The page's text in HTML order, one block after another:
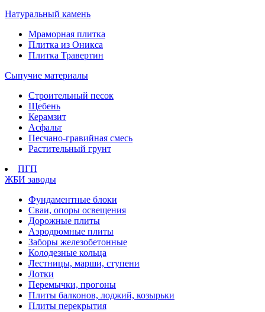
Натуральный камень
Мраморная плитка
Плитка из Оникса
Плитка Травертин
Сыпучие материалы
Строительный песок
Щебень
Керамзит
Асфальт
Песчано-гравийная смесь
Растительный грунт
ПГП
ЖБИ заводы
Фундаментные блоки
Сваи, опоры освещения
Дорожные плиты
Аэродромные плиты
Заборы железобетонные
Колодезные кольца
Лестницы, марши, ступени
Лотки
Перемычки, прогоны
Плиты балконов, лоджий, козырьки
Плиты перекрытия